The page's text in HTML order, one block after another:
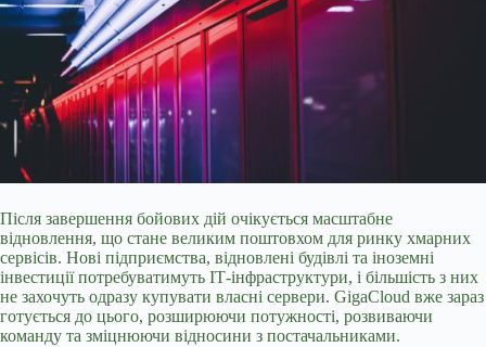
Після завершення бойових дій очікується масштабне
відновлення, що стане великим поштовхом для ринку хмарних
сервісів. Нові підприємства, відновлені будівлі та іноземні
інвестиції потребуватимуть ІТ-інфраструктури, і більшість з них
не захочуть одразу купувати власні сервери. GigaCloud вже зараз
готується до цього, розширюючи потужності, розвиваючи
команду та зміцнюючи відносини з постачальниками.